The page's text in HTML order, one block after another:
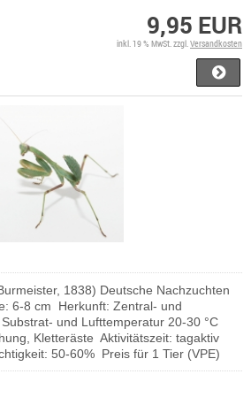
9,95 EUR
inkl. 19 % MwSt. zzgl. Versandkosten
1838) Deutsche Nachzuchten
6-8 cm Herkunft: Zentral- und
und Lufttemperatur 20-30 °C
Kletteräste Aktivitätszeit: tagaktiv
50-60% Preis für 1 Tier (VPE)